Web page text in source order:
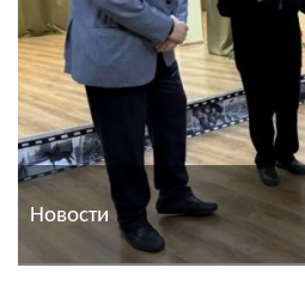
Новости